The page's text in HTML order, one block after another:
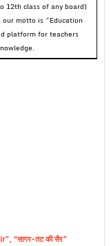
12th class of any board)
motto is “Education
platform for teachers
“सागर-तट की सैर”